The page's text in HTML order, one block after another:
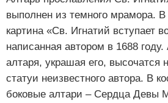
выполнен из темного мрамора. В
картина «Св. Игнатий вступает
написанная автором в 1688
алтаря, украшая его, высочатся
статуи неизвестного автора. В
боковые алтари – Сердца Девы